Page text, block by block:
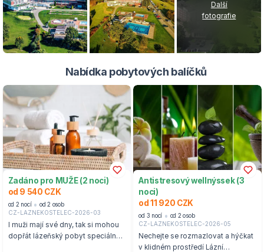
Další
fotografie
Nabídka pobytových balíčků
Zadáno pro MUŽE (2 noci)
od 9 540 CZK
od 2 nocí
od 2 osob
CZ-LAZNEKOSTELEC-2026-03
I muži mají své dny, tak si mohou
dopřát lázeňský pobyt speciálně
Antistresový wellnýssek (3
noci)
od 11 920 CZK
od 3 nocí
od 2 osob
CZ-LAZNEKOSTELEC-2026-05
Nechejte se rozmazlovat a hýčkat
v klidném prostředí Lázní